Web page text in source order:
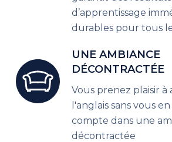
d’apprentissage
durables pour tous
UNE AMBIANCE
DÉCONTRACTÉE
Vous prenez plaisir
l'anglais sans vous
compte dans une
décontractée